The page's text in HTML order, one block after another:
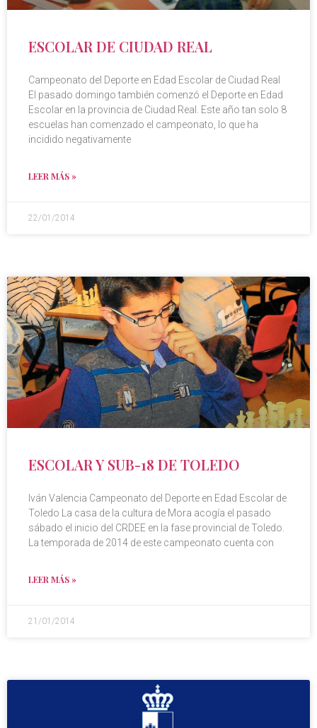
ESCOLAR DE CIUDAD REAL
Campeonato del Deporte en Edad Escolar de Ciudad Real
El pasado domingo también comenzó el Deporte en Edad
Escolar en la provincia de Ciudad Real. Este año tan solo 8
escuelas han comenzado el campeonato, lo que ha
incidido negativamente
LEER MÁS »
22/01/2014
ESCOLAR Y SUB-18 DE TOLEDO
Iván Valencia Campeonato del Deporte en Edad Escolar de
Toledo La casa de la cultura de Mora acogía el pasado
sábado el inicio del CRDEE en la fase provincial de Toledo.
La temporada de 2014 de este campeonato cuenta con
LEER MÁS »
21/01/2014